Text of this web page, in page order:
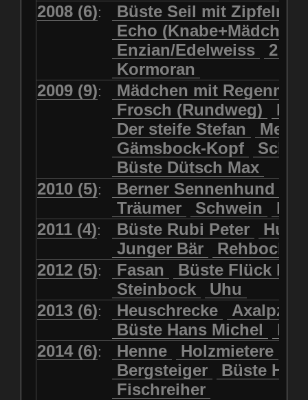
2008 (6):
Büste Seil mit
Echo
Enzian/Edelweiss
2
Kormoran
2009 (9):
Mädchen mit
Frosch (Rundweg)
Der steife Stefan
Gämsbock-Kopf
Büste Dütsch Max
2010 (5): Berner Sennenhund
Träumer
Schwein
2011 (4): Büste Rubi Peter
Junger Bär
2012 (5): Fasan
Büste Flück
Steinbock
Uhu
2013 (6): Heuschrecke
Büste Hans Michel
2014 (6): Henne Holzmietere
Bergsteiger
Büste HP
Fischreiher